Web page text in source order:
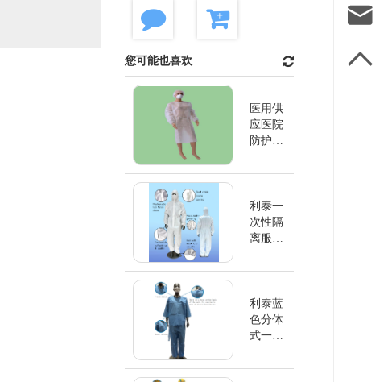


您可能也喜欢
医用供
应医院
防护服
隔离服
利泰一
次性隔
离服连
色
利泰蓝
色分体
式一次
长袍